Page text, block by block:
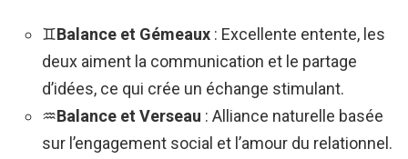
♊Balance et Gémeaux : Excellente entente, les
deux aiment la communication et le partage
d’idées, ce qui crée un échange stimulant.
♒Balance et Verseau : Alliance naturelle basée
sur l’engagement social et l’amour du relationnel.